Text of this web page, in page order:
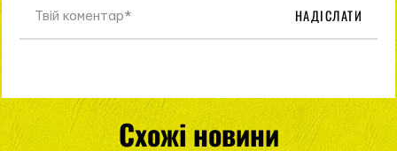
НАДІСЛАТИ
Схожі новини